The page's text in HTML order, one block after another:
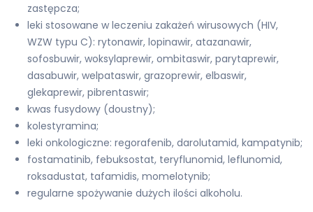
zastępcza;
leki stosowane w leczeniu zakażeń wirusowych (HIV,
WZW typu C): rytonawir, lopinawir, atazanawir,
sofosbuwir, woksylaprewir, ombitaswir, parytaprewir,
dasabuwir, welpataswir, grazoprewir, elbaswir,
glekaprewir, pibrentaswir;
kwas fusydowy (doustny);
kolestyramina;
leki onkologiczne: regorafenib, darolutamid, kampatynib;
fostamatinib, febuksostat, teryflunomid, leflunomid,
roksadustat, tafamidis, momelotynib;
regularne spożywanie dużych ilości alkoholu.